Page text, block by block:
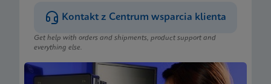
Kontakt z Centrum wsparcia klienta
Get help with orders and shipments, product support and
everything else.